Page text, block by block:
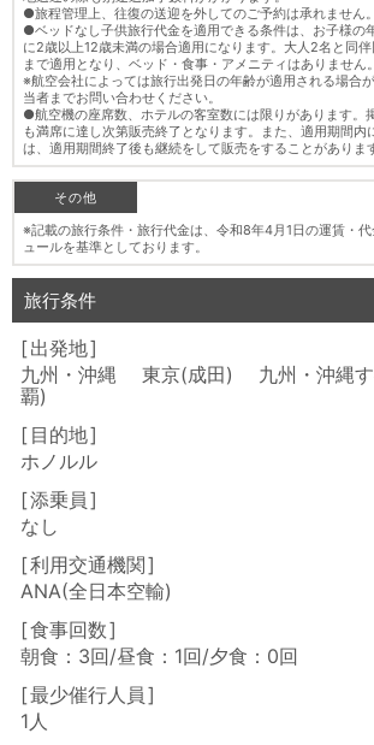
●旅程管理上、往復の送迎を外してのご予約は承れません。
●ベッドなし子供旅行代金を適用できる条件は、お子様の
に2歳以上12歳未満の場合適用になります。大人2名と同
まで適用となり、ベッド・食事・アメニティはありません。
※航空会社によっては旅行出発日の年齢が適用される場合
当者までお問い合わせください。
●航空機の座席数、ホテルの客室数には限りがあります。
も満席に達し次第販売終了となります。また、適用期間内
は、適用期間終了後も継続をして販売をすることがありま
その他
※記載の旅行条件・旅行代金は、令和8年4月1日の運賃・
ュールを基準としております。
旅行条件
出発地
九州・沖縄 東京(成田) 九州・沖縄
覇)
目的地
ホノルル
添乗員
なし
利用交通機関
ANA(全日本空輸)
食事回数
朝食：3回/昼食：1回/夕食：0回
最少催行人員
1人